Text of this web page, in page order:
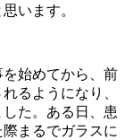
います。
始めてから、前
るようになり、
た。ある日、患
まるでガラスに